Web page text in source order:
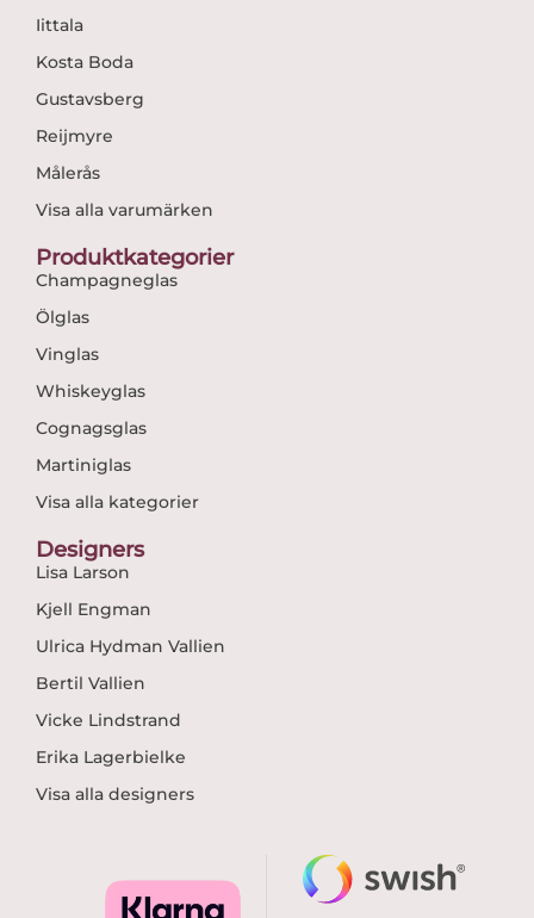
Iittala
Kosta Boda
Gustavsberg
Reijmyre
Målerås
Visa alla varumärken
Produktkategorier
Champagneglas
Ölglas
Vinglas
Whiskeyglas
Cognagsglas
Martiniglas
Visa alla kategorier
Designers
Lisa Larson
Kjell Engman
Ulrica Hydman Vallien
Bertil Vallien
Vicke Lindstrand
Erika Lagerbielke
Visa alla designers